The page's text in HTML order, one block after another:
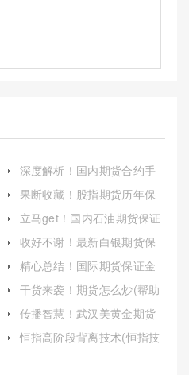
深度解析！国内期货合约手
行交易决策）
果断收藏！股指期货历年保
风险管理的有效工具）
立马get！国内石油期货保证
收好不谢！最新白银期货保
解和应对市场变化）
精心总结！国际期货保证金
略
干货来袭！期货怎么炒(帮助
交易的技巧)
传播智慧！武汉美黄金期货
者顺利开启黄金期货投资之
恒指高阶段背离技术(恒指技